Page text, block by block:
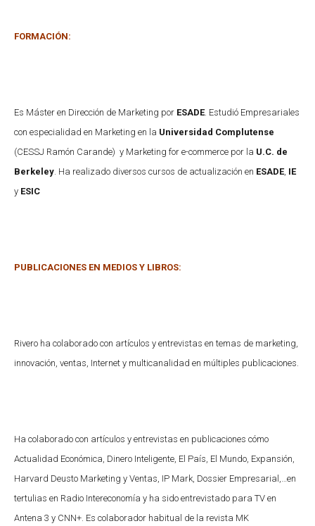
FORMACIÓN:
Es Máster en Dirección de Marketing por ESADE. Estudió Empresariales
con especialidad en Marketing en la Universidad Complutense
(CESSJ Ramón Carande) y Marketing for e-commerce por la U.C. de
Berkeley . Ha realizado diversos cursos de actualización en ESADE, IE
y ESIC
PUBLICACIONES EN MEDIOS Y LIBROS:
Rivero ha colaborado con artículos y entrevistas en temas de marketing,
innovación, ventas, Internet y multicanalidad en múltiples publicaciones.
Ha colaborado con artículos y entrevistas en publicaciones cómo
Actualidad Económica, Dinero Inteligente, El País, El Mundo, Expansión,
Harvard Deusto Marketing y Ventas, IP Mark, Dossier Empresarial,…en
tertulias en Radio Intereconomía y ha sido entrevistado para TV en
Antena 3 y CNN+. Es colaborador habitual de la revista MK